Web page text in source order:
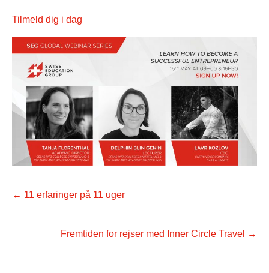
Tilmeld dig i dag
← 11 erfaringer på 11 uger
Fremtiden for rejser med Inner Circle Travel →